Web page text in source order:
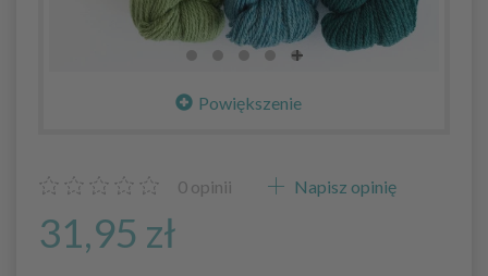
Powiększenie
0 opinii Napisz opinię
31,95 zł